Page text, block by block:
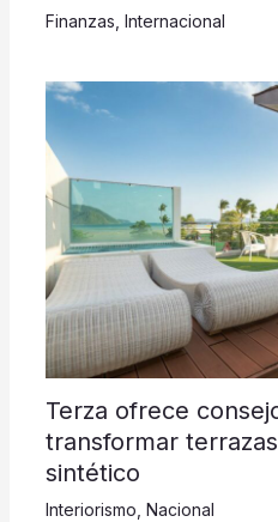
Finanzas Internacional
Terza ofrece
transformar
sintético
Interiorismo, Nacional